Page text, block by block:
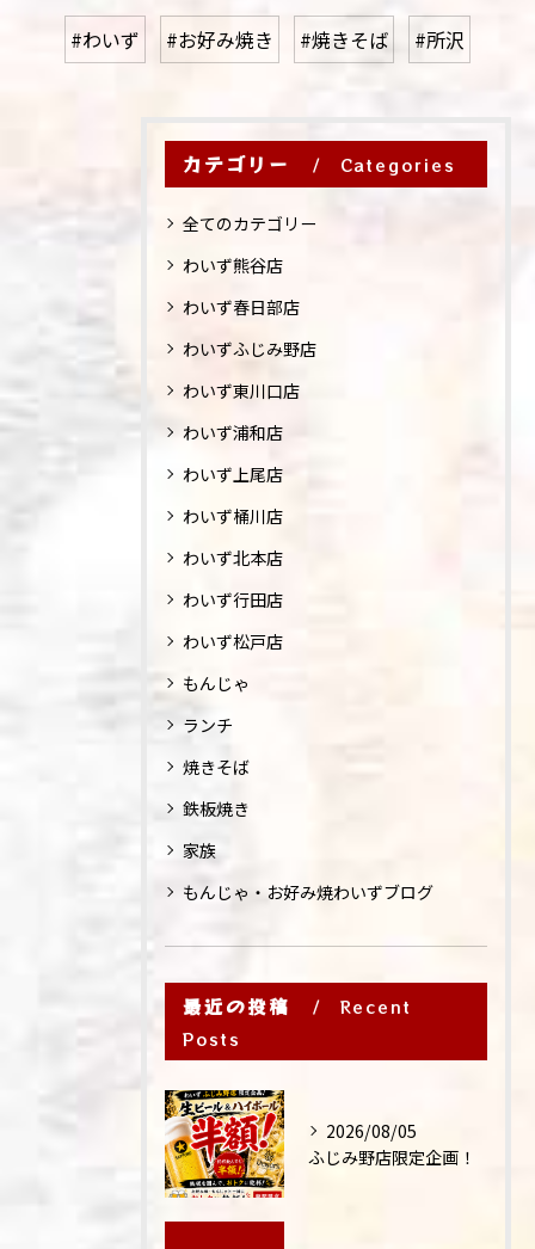
#わいず #お好み焼き #焼きそば #所沢
カテゴリー Categories
全てのカテゴリー
わいず熊谷店
わいず春日部店
わいずふじみ野店
わいず東川口店
わいず浦和店
わいず上尾店
わいず桶川店
わいず北本店
わいず行田店
わいず松戸店
もんじゃ
ランチ
焼きそば
鉄板焼き
家族
もんじゃ・お好み焼わいずブログ
最近の投稿
Recent
Posts
2026/08/05
ふじみ野店限定企画！